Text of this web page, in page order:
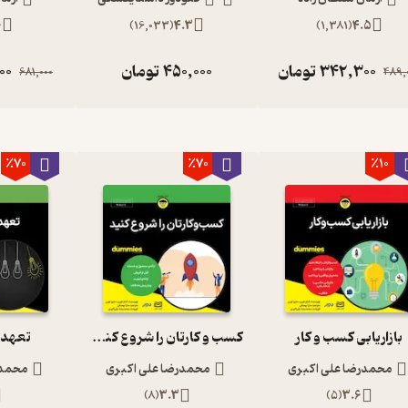
4.5
(
1,381
)
342,300تومان
4.3
(
16,033
)
450,000تومان 681,000
٪10
بازاریابی کسب و کار
محمدرضا علی اکبری
3.6
(
5
)
٪70
کسب و کارتان را شروع کنید
محمدرضا علی اکبری
3.3
(
8
)
٪70